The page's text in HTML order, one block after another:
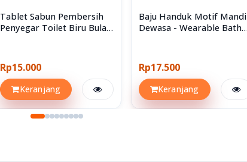
Tablet Sabun Pembersih
Penyegar Toilet Biru Bulat
Rp15.000
Keranjang
Baju Handuk Motif Mandi
Dewasa - Wearable Bath
Rp17.500
Keranjang